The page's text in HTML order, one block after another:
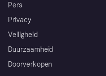
Pers
Privacy
Veiligheid
Duurzaamheid
Doorverkopen